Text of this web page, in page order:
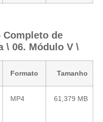
de
\ 06. Módulo V \
Formato Tamanho
MP4 61,379 MB